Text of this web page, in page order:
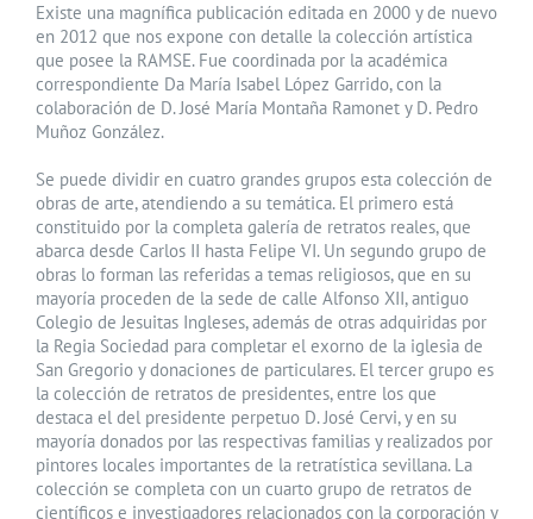
Existe una magnífica publicación editada en 2000 y de nuevo
en 2012 que nos expone con detalle la colección artística
que posee la RAMSE. Fue coordinada por la académica
correspondiente Da María Isabel López Garrido, con la
colaboración de D. José María Montaña Ramonet y D. Pedro
Muñoz González.
Se puede dividir en cuatro grandes grupos esta colección de
obras de arte, atendiendo a su temática. El primero está
constituido por la completa galería de retratos reales, que
abarca desde Carlos II hasta Felipe VI. Un segundo grupo de
obras lo forman las referidas a temas religiosos, que en su
mayoría proceden de la sede de calle Alfonso XII, antiguo
Colegio de Jesuitas Ingleses, además de otras adquiridas por
la Regia Sociedad para completar el exorno de la iglesia de
San Gregorio y donaciones de particulares. El tercer grupo es
la colección de retratos de presidentes, entre los que
destaca el del presidente perpetuo D. José Cervi, y en su
mayoría donados por las respectivas familias y realizados por
pintores locales importantes de la retratística sevillana. La
colección se completa con un cuarto grupo de retratos de
científicos e investigadores relacionados con la corporación y